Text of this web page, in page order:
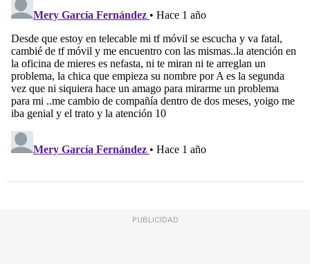
PUBLICIDAD